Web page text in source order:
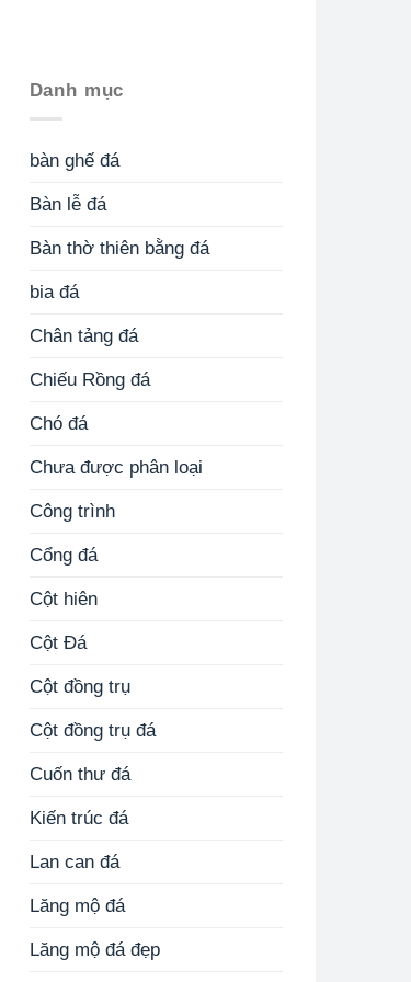
Danh mục
bàn ghế đá
Bàn lễ đá
Bàn thờ thiên bằng đá
bia đá
Chân tảng đá
Chiếu Rồng đá
Chó đá
Chưa được phân loại
Công trình
Cổng đá
Cột hiên
Cột Đá
Cột đồng trụ
Cột đồng trụ đá
Cuốn thư đá
Kiến trúc đá
Lan can đá
Lăng mộ đá
Lăng mộ đá đẹp